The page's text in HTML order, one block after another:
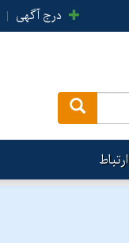
درج آگهی |
ارتباط